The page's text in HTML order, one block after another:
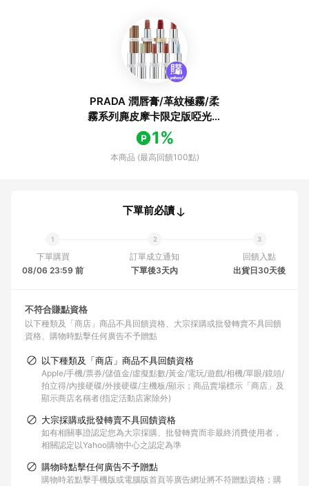
PRADA 潤唇膏/革紋極霧/柔
霧系列麂皮摩卡限定版啞光唇
膏3.8g任選1款(國際航空
版)W-有效2027/04
1%
本商品 (最高回饋100點)
下單前必讀
下單購買
08/06 23:59 前
訂單成立通知
下單後3天內
回饋入點
出貨日30天後
不符合賺點資格
以下種類及「商店」商品不具回饋資格
大宗採購或批發轉賣不具回饋
資格
購物時點擊任何廣告不予贈點
以下種類及「商店」商品不具回饋資格
Apple/手機/票券/儲值金/虛擬點數/黃金/電玩/遊戲/相機/單眼/鏡頭/
拍立得/內接硬碟/外接硬碟/主機板/顯示；商品賣場標示「商店」及
顯示商店名稱者(指定活動店家除外)
大宗採購或批發轉賣不具回饋資格
如有相關事證認定您為大宗採購、批發轉賣而非最終消費使用者，
相關認定以Yahoo購物中心之認定為準
購物時點擊任何廣告不予贈點
購物時若點擊手機版或電腦版首頁等廣告網址將不符贈點資格；購